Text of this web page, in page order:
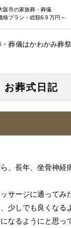
阪市の家族葬・葬儀
格プラン・総額6.9 万円～
葬儀はかわかみ葬祭
お葬式日記
、長年、坐骨神経
サージに通ってみ
少しでも良くなる
なるようにと思っ